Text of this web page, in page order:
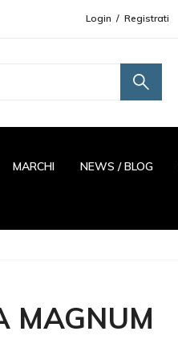
Login / Registrati
MARCHI NEWS / BLOG
MAGNUM